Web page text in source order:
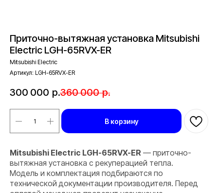
Приточно-вытяжная установка Mitsubishi
Electric LGH-65RVX-ER
Mitsubishi Electric
Артикул: LGH-65RVX-ER
300 000 р.360 000 р.
В корзину
Mitsubishi Electric LGH-65RVX-ER — приточно-
вытяжная установка с рекуперацией тепла.
Модель и комплектация подбираются по
технической документации производителя. Перед